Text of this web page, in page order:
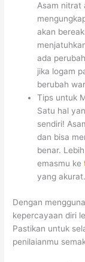
Asam nitrat
akan
ada
jika logam
berubah
Tips untuk
Satu hal
sendiri!
dan bisa
benar.
emasmu ke
yang akurat.
Dengan
kepercayaan diri
Pastikan untuk
penilaianmu